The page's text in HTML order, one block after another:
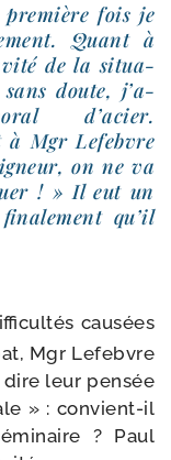
fois je
Quant à
de la situa­
doute, j’a­
d’a­cier.
à Mgr Lefebvre
on ne va
! » Il eut un
qu’il
cau­sées
Mgr Lefebvre
leur pen­sée
» : convient-​il
? Paul